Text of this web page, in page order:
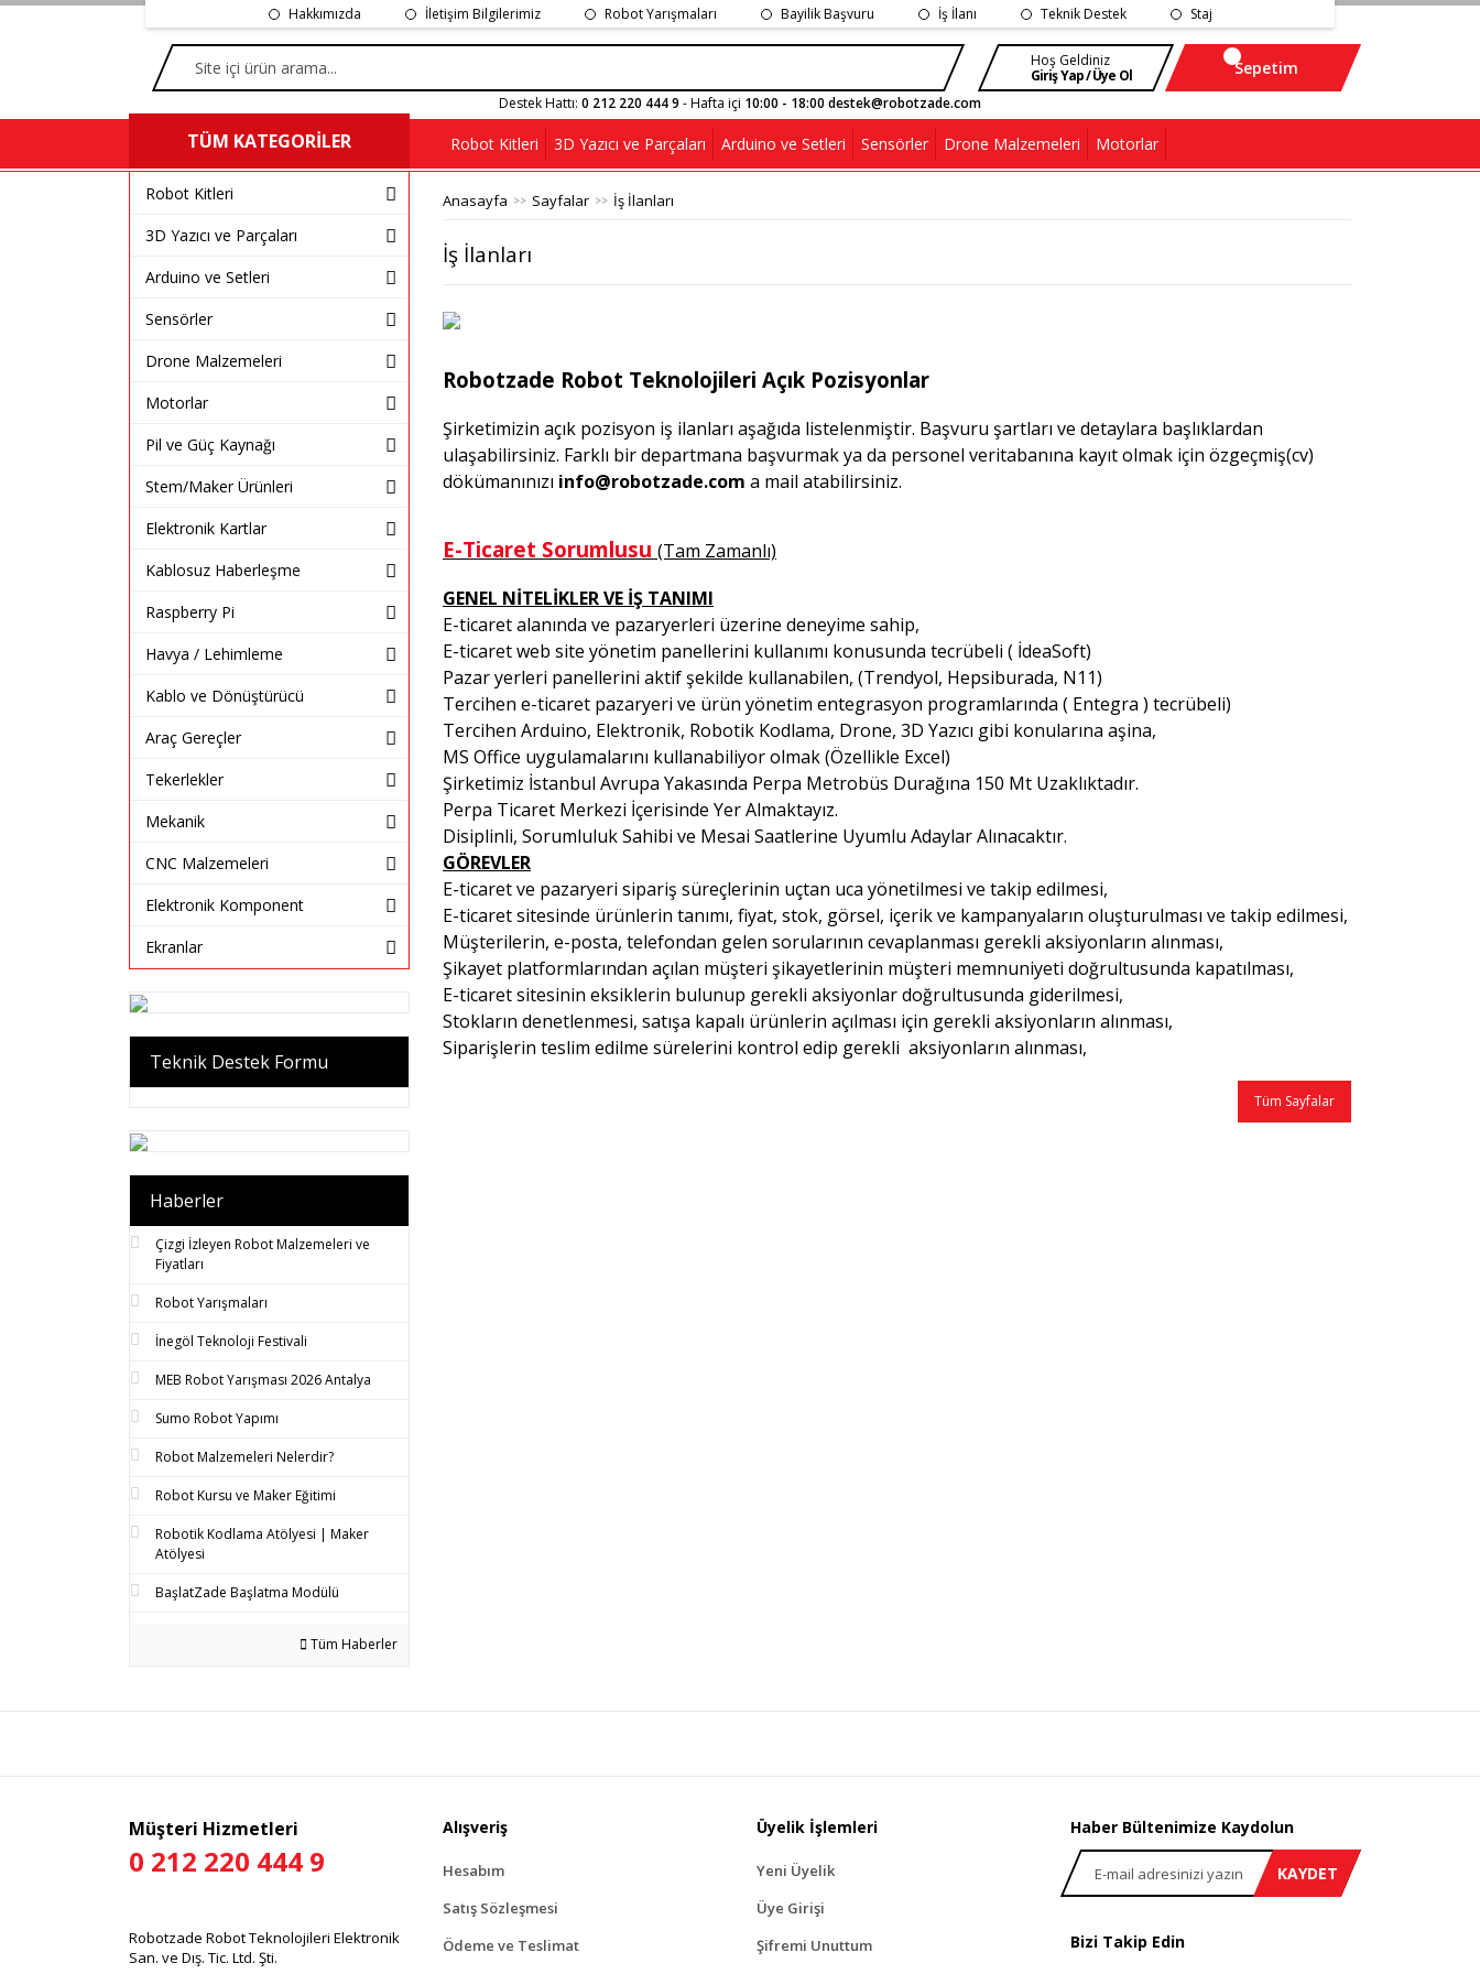
Hakkımızda İletişim Bilgilerimiz Robot Yarışmaları Bayilik Başvuru İş İlanı Teknik Destek Staj
Hoş Geldiniz
Giriş Yap / Üye Ol
Sepetim
Destek Hattı: 0 212 220 444 9 - Hafta içi 10:00 - 18:00 destek@robotzade.com
TÜM KATEGORİLER Robot Kitleri 3D Yazıcı ve Parçaları Arduino ve Setleri Sensörler Drone Malzemeleri Motorlar
Robot Kitleri
3D Yazıcı ve Parçaları
Arduino ve Setleri
Sensörler
Drone Malzemeleri
Motorlar
Pil ve Güç Kaynağı
Stem/Maker Ürünleri
Elektronik Kartlar
Kablosuz Haberleşme
Raspberry Pi
Havya / Lehimleme
Kablo ve Dönüştürücü
Araç Gereçler
Tekerlekler
Mekanik
CNC Malzemeleri
Elektronik Komponent
Ekranlar
Teknik Destek Formu
Haberler
Çizgi İzleyen Robot Malzemeleri ve
Fiyatları
Robot Yarışmaları
İnegöl Teknoloji Festivali
MEB Robot Yarışması 2026 Antalya
Sumo Robot Yapımı
Robot Malzemeleri Nelerdir?
Robot Kursu ve Maker Eğitimi
Robotik Kodlama Atölyesi | Maker
Atölyesi
BaşlatZade Başlatma Modülü
Tüm Haberler
Anasayfa Sayfalar İş İlanları
İş İlanları
Robotzade Robot Teknolojileri Açık Pozisyonlar
Şirketimizin açık pozisyon iş ilanları aşağıda listelenmiştir. Başvuru şartları ve detaylara başlıklardan
ulaşabilirsiniz. Farklı bir departmana başvurmak ya da personel veritabanına kayıt olmak için özgeçmiş(cv)
dökümanınızı info@robotzade.com a mail atabilirsiniz.
E-Ticaret Sorumlusu (Tam Zamanlı)
GENEL NİTELİKLER VE İŞ TANIMI
E-ticaret alanında ve pazaryerleri üzerine deneyime sahip,
E-ticaret web site yönetim panellerini kullanımı konusunda tecrübeli ( İdeaSoft)
Pazar yerleri panellerini aktif şekilde kullanabilen, (Trendyol, Hepsiburada, N11)
Tercihen e-ticaret pazaryeri ve ürün yönetim entegrasyon programlarında ( Entegra ) tecrübeli)
Tercihen Arduino, Elektronik, Robotik Kodlama, Drone, 3D Yazıcı gibi konularına aşina,
MS Office uygulamalarını kullanabiliyor olmak (Özellikle Excel)
Şirketimiz İstanbul Avrupa Yakasında Perpa Metrobüs Durağına 150 Mt Uzaklıktadır.
Perpa Ticaret Merkezi İçerisinde Yer Almaktayız.
Disiplinli, Sorumluluk Sahibi ve Mesai Saatlerine Uyumlu Adaylar Alınacaktır.
GÖREVLER
E-ticaret ve pazaryeri sipariş süreçlerinin uçtan uca yönetilmesi ve takip edilmesi,
E-ticaret sitesinde ürünlerin tanımı, fiyat, stok, görsel, içerik ve kampanyaların oluşturulması ve takip edilmesi,
Müşterilerin, e-posta, telefondan gelen sorularının cevaplanması gerekli aksiyonların alınması,
Şikayet platformlarından açılan müşteri şikayetlerinin müşteri memnuniyeti doğrultusunda kapatılması,
E-ticaret sitesinin eksiklerin bulunup gerekli aksiyonlar doğrultusunda giderilmesi,
Stokların denetlenmesi, satışa kapalı ürünlerin açılması için gerekli aksiyonların alınması,
Siparişlerin teslim edilme sürelerini kontrol edip gerekli aksiyonların alınması,
Tüm Sayfalar
Müşteri Hizmetleri
0 212 220 444 9
Robotzade Robot Teknolojileri Elektronik
San. ve Dış. Tic. Ltd. Şti.
Alışveriş
Hesabım
Satış Sözleşmesi
Ödeme ve Teslimat
Üyelik İşlemleri
Yeni Üyelik
Üye Girişi
Şifremi Unuttum
Haber Bültenimize Kaydolun
KAYDET
Bizi Takip Edin